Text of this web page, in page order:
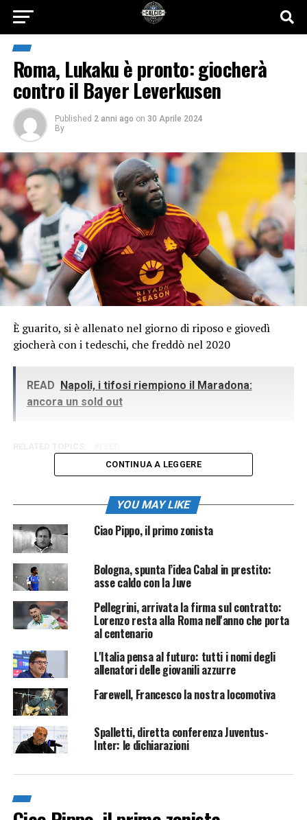
Roma, Lukaku è pronto: giocherà
contro il Bayer Leverkusen
Published 2 anni ago on 30 Aprile 2024
By
È guarito, si è allenato nel giorno di riposo e giovedì
giocherà con i tedeschi, che freddò nel 2020
READ Napoli, i tifosi riempiono il Maradona:
ancora un sold out
CONTINUA A LEGGERE
YOU MAY LIKE
Ciao Pippo, il primo zonista
Bologna, spunta l’idea Cabal in prestito:
asse caldo con la Juve
Pellegrini, arrivata la firma sul contratto:
Lorenzo resta alla Roma nell'anno che porta
al centenario
L'Italia pensa al futuro: tutti i nomi degli
allenatori delle giovanili azzurre
Farewell, Francesco la nostra locomotiva
Spalletti, diretta conferenza Juventus-
Inter: le dichiarazioni